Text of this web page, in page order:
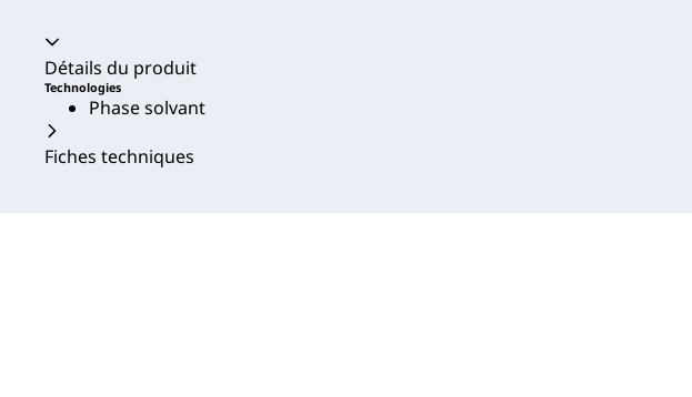
Accordéon fermé
Détails du produit
Technologies
Phase solvant
Fiches techniques